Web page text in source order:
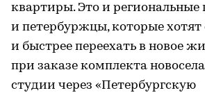
квартиры. Это и региональные
и петербуржцы, которые хотят
и быстрее переехать в новое
при заказе комплекта
студии через «Петербургскую